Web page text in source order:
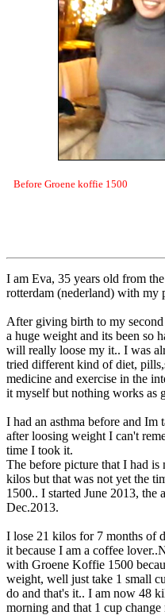
Before Groene koffie 1500
I am Eva, 35 years old from
rotterdam (nederland) with my
After giving birth to my
a huge weight and its been so
will really loose my it.. I was
tried different kind of diet,
medicine and exercise in the
it myself but nothing works as
I had an asthma before and
after loosing weight I can't
time I took it.
The before picture that I had
kilos but that was not yet the
1500.. I started June 2013, the
Dec.2013.
I lose 21 kilos for 7 months of
it because I am a coffee
with Groene Koffie 1500
weight, well just take 1 small
do and that's it.. I am now 48
morning and that 1 cup